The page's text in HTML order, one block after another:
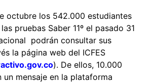
octubre los 542.000 estudiantes
pruebas Saber 11º el pasado 31
podrán consultar sus
la página web del ICFES
). De ellos, 10.000
un mensaje en la plataforma